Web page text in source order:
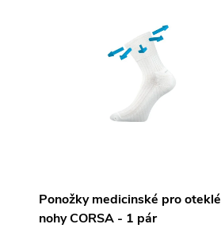
Ponožky medicinské pro oteklé
nohy CORSA - 1 pár